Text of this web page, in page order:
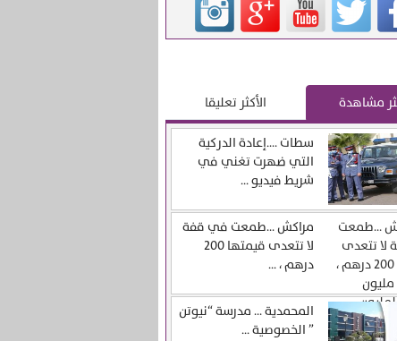
مشاهدة
الأكثر تعليقا
سطات ….إعادة الدركية
التي ضهرت تغني في
شريط فيديو ...
مراكش …طمعت في قفة
لا تتعدى قيمتها 200
درهم ، ...
المحمدية … مدرسة “نيوتن
” الخصوصية ...